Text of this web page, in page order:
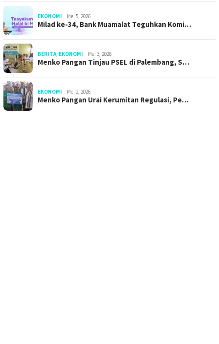
EKONOMI Mei 5, 2026
Milad ke-34, Bank Muamalat Teguhkan Komi…
BERITA EKONOMI Mei 3, 2026
Menko Pangan Tinjau PSEL di Palembang, S…
EKONOMI Mei 2, 2026
Menko Pangan Urai Kerumitan Regulasi, Pe…